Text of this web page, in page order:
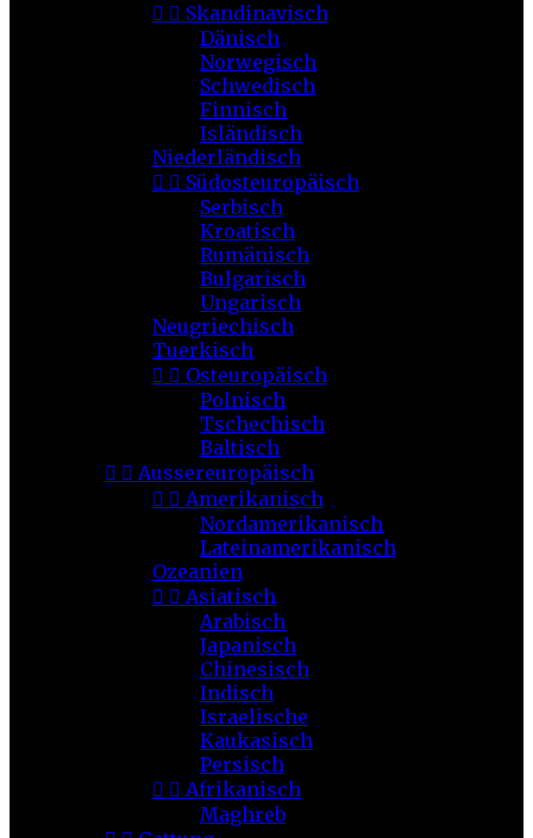
  Skandinavisch
Dänisch
Norwegisch
Schwedisch
Finnisch
Isländisch
Niederländisch
  Südosteuropäisch
Serbisch
Kroatisch
Rumänisch
Bulgarisch
Ungarisch
Neugriechisch
Tuerkisch
  Osteuropäisch
Polnisch
Tschechisch
Baltisch
  Aussereuropäisch
  Amerikanisch
Nordamerikanisch
Lateinamerikanisch
Ozeanien
  Asiatisch
Arabisch
Japanisch
Chinesisch
Indisch
Israelische
Kaukasisch
Persisch
  Afrikanisch
Maghreb